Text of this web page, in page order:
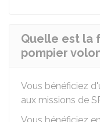
Quelle est la
pompier
Vous bénéficiez
aux missions de